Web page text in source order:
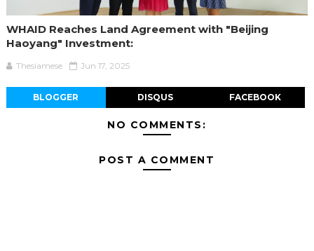
WHAID Reaches Land Agreement with "Beijing
Haoyang" Investment:
Thesiamese Jun 17, 2025
BLOGGER DISQUS FACEBOOK
NO COMMENTS:
POST A COMMENT